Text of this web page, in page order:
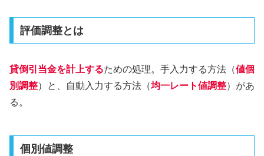
評価調整とは
貸倒引当金を計上するための処理。手入力する方法（値個
別調整）と、自動入力する方法（均一レート値調整）があ
る。
個別値調整